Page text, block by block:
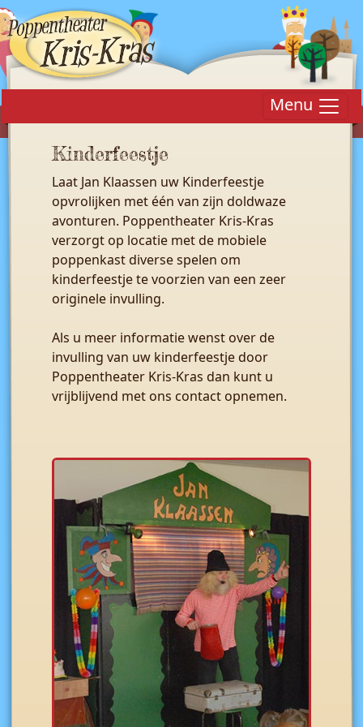
Menu
Kinderfeestje
Laat Jan Klaassen uw Kinderfeestje
opvrolijken met één van zijn doldwaze
avonturen. Poppentheater Kris-Kras
verzorgt op locatie met de mobiele
poppenkast diverse spelen om
kinderfeestje te voorzien van een zeer
originele invulling.
Als u meer informatie wenst over de
invulling van uw kinderfeestje door
Poppentheater Kris-Kras dan kunt u
vrijblijvend met ons contact opnemen.